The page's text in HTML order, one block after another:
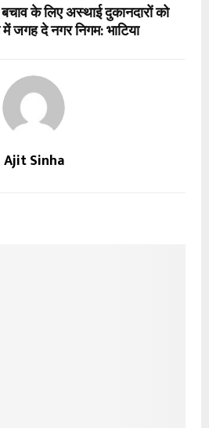
बचाव के लिए अस्थाई दुकानदारों को
जगह दे नगर निगम: भाटिया
Ajit Sinha